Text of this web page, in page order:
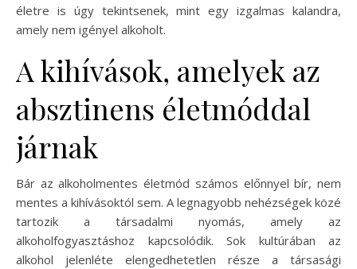
életre is úgy tekintsenek, mint egy izgalmas kalandra,
amely nem igényel alkoholt.
A kihívások, amelyek az
absztinens életmóddal
járnak
Bár az alkoholmentes életmód számos előnnyel bír, nem
mentes a kihívásoktól sem. A legnagyobb nehézségek közé
tartozik a társadalmi nyomás, amely az
alkoholfogyasztáshoz kapcsolódik. Sok kultúrában az
alkohol jelenléte elengedhetetlen része a társasági